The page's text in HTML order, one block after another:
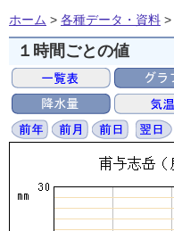
ホーム > 各種データ・資料 >
１時間ごとの値